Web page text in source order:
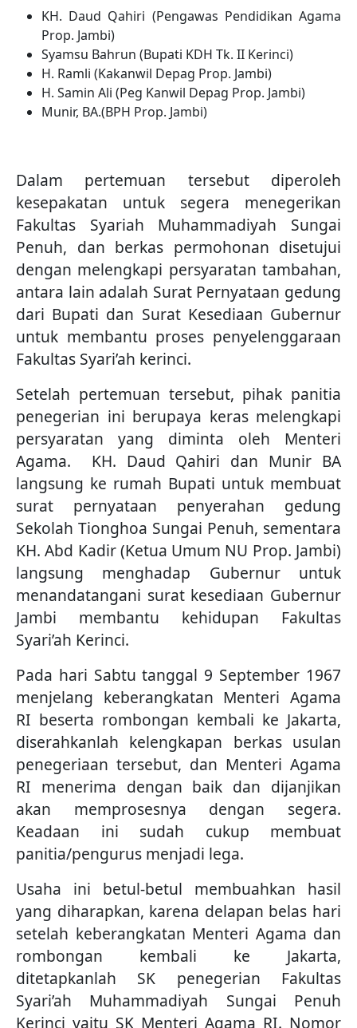
KH. Daud Qahiri (Pengawas Pendidikan Agama
Prop. Jambi)
Syamsu Bahrun (Bupati KDH Tk. II Kerinci)
H. Ramli (Kakanwil Depag Prop. Jambi)
H. Samin Ali (Peg Kanwil Depag Prop. Jambi)
Munir, BA.(BPH Prop. Jambi)
Dalam pertemuan tersebut diperoleh
kesepakatan untuk segera menegerikan
Fakultas Syariah Muhammadiyah Sungai
Penuh, dan berkas permohonan disetujui
dengan melengkapi persyaratan tambahan,
antara lain adalah Surat Pernyataan gedung
dari Bupati dan Surat Kesediaan Gubernur
untuk membantu proses penyelenggaraan
Fakultas Syari’ah kerinci.
Setelah pertemuan tersebut, pihak panitia
penegerian ini berupaya keras melengkapi
persyaratan yang diminta oleh Menteri
Agama. KH. Daud Qahiri dan Munir BA
langsung ke rumah Bupati untuk membuat
surat pernyataan penyerahan gedung
Sekolah Tionghoa Sungai Penuh, sementara
KH. Abd Kadir (Ketua Umum NU Prop. Jambi)
langsung menghadap Gubernur untuk
menandatangani surat kesediaan Gubernur
Jambi membantu kehidupan Fakultas
Syari’ah Kerinci.
Pada hari Sabtu tanggal 9 September 1967
menjelang keberangkatan Menteri Agama
RI beserta rombongan kembali ke Jakarta,
diserahkanlah kelengkapan berkas usulan
penegeriaan tersebut, dan Menteri Agama
RI menerima dengan baik dan dijanjikan
akan memprosesnya dengan segera.
Keadaan ini sudah cukup membuat
panitia/pengurus menjadi lega.
Usaha ini betul-betul membuahkan hasil
yang diharapkan, karena delapan belas hari
setelah keberangkatan Menteri Agama dan
rombongan kembali ke Jakarta,
ditetapkanlah SK penegerian Fakultas
Syari’ah Muhammadiyah Sungai Penuh
Kerinci yaitu SK Menteri Agama RI. Nomor